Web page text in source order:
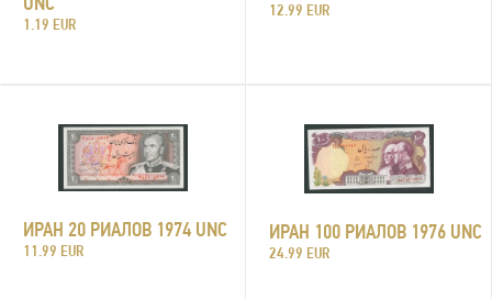
1.19 EUR
12.99 EUR
ИРАН 20 РИАЛОВ 1974 UNC
11.99 EUR
ИРАН 100 РИАЛОВ 1976 UNC
24.99 EUR